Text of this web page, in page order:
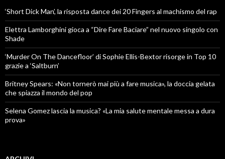
‘Short Dick Man’, la risposta dance dei 20 Fingers al machismo del rap
Elettra Lamborghini gioca a “Dire Fare Baciare” nel nuovo singolo con
Shade
‘Murder On The Dancefloor’ di Sophie Ellis-Bextor risorge in Top 10
grazie a ‘Saltburn’
Britney Spears: «Non tornerò mai più a fare musica», la doccia gelata
che spiazza il mondo del pop
Selena Gomez lascia la musica? «La mia salute mentale messa a dura
prova»